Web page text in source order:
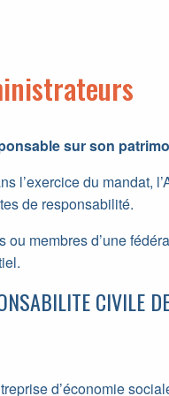
sur son
l’exercice du mandat,
de responsabilité.
membres d’une
CIVILE
d’économie